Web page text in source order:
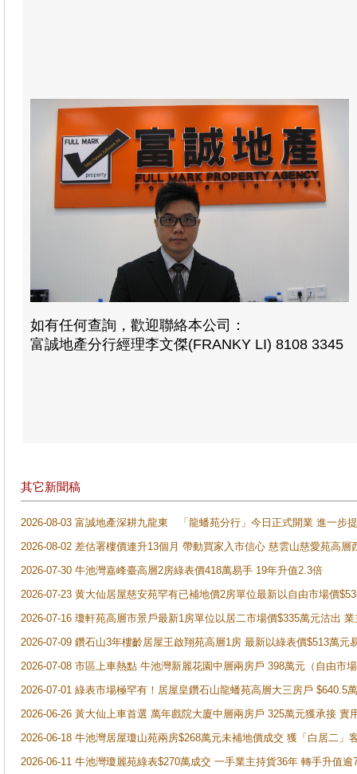
如有任何查詢，歡迎聯絡本公司：
富誠地產分行經理李文傑(FRANKY LI) 8108 3345
其它新聞稿
2026-08-03 富誠地產深耕九龍東 「龍蟠苑分行」今日正式開業 進一步
2026-08-02 差估署樓價連升13個月 帶動買家入市信心 慈雲山慈愛苑高層
2026-07-30 牛池灣嘉峰臺高層2房綠表價418萬易手 19年升值2.3倍
2026-07-23 黄大仙居屋慈安苑罕有已補地價2房單位最新以自由市場價
2026-07-16 瓊軒苑高層市景戶最新1房單位以居二市場價$335萬元沽出
2026-07-09 鑽石山3年樓齡居屋王啟翔苑高層1房 最新以綠表價$513萬元
2026-07-08 市區上車熱點 牛池灣新麗花園中層兩房戶 398萬元（自由市
2026-07-01 綠表市場極罕有！居屋皇鑽石山龍蟠苑高層大三房戶
2026-06-26 黃大仙上車首選 萬年戲院大廈中層兩房戶 325萬元獲承接 實
2026-06-18 牛池灣居屋瓊山苑兩房$268萬元未補地價成交 獲「白居二」
2026-06-11 牛池灣瓊麗苑綠表$270萬成交 一手業主持貨36年 轉手升值逾